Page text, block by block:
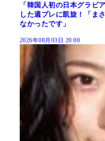
「韓国人初の日本グラビ
した週プレに凱旋！「ま
なかったです」
2026年08月03日 20:00